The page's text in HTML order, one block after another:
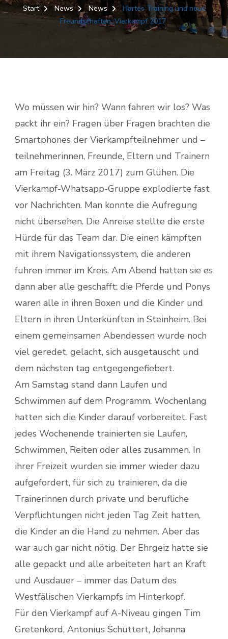
Start News News
Hartes Training und neue
Freundschaften: Vierkampf 2017
Wo müssen wir hin? Wann fahren wir los? Was
packt ihr ein? Fragen über Fragen brachten die
Smartphones der Vierkampfteilnehmer und –
teilnehmerinnen, Freunde, Eltern und Trainern
am Freitag (3. März 2017) zum Glühen. Die
Vierkampf-Whatsapp-Gruppe explodierte fast
vor Nachrichten. Man konnte die Aufregung
nicht übersehen. Die Anreise stellte die erste
Hürde für das Team dar. Die einen kämpften
mit ihrem Navigationssystem, die anderen
fuhren immer im Kreis. Am Abend hatten sie es
dann aber alle geschafft: die Pferde und Ponys
waren alle in ihren Boxen und die Kinder und
Eltern in ihren Unterkünften in Steinheim. Bei
einem gemeinsamen Abendessen wurde noch
viel geredet, gelacht, sich ausgetauscht und
dem nächsten tag entgegengefiebert.
Am Samstag stand dann Laufen und
Schwimmen auf dem Programm. Wochenlang
hatten sich die Kinder darauf vorbereitet. Fast
jedes Wochenende trainierten sie Laufen,
Schwimmen, Reiten oder alles zusammen. In
ihrer Freizeit wurden sie immer wieder dazu
aufgefordert, für sich zu trainieren, da die
Trainerinnen durch private und berufliche
Verpflichtungen nicht jeden Tag Zeit hatten,
die Kinder an die Hand zu nehmen. Aber das
war auch gar nicht nötig. Der Ehrgeiz hatte sie
alle gepackt und alle arbeiteten hart an Kraft
und Ausdauer – immer das Datum des
Westfälischen Vierkampfs im Hinterkopf.
Für den Vierkampf auf A-Niveau gingen Tim
Gretenkord, Antonius Schüttert, Johanna